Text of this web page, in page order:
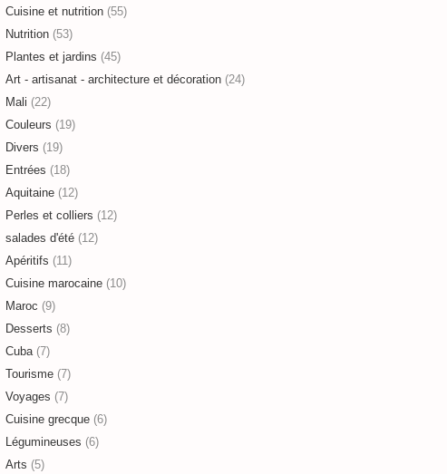
Cuisine et nutrition (55)
Nutrition (53)
Plantes et jardins (45)
Art - artisanat - architecture et décoration (24)
Mali (22)
Couleurs (19)
Divers (19)
Entrées (18)
Aquitaine (12)
Perles et colliers (12)
salades d'été (12)
Apéritifs (11)
Cuisine marocaine (10)
Maroc (9)
Desserts (8)
Cuba(7)
Tourisme (7)
Voyages (7)
Cuisine grecque (6)
Légumineuses (6)
Arts (5)